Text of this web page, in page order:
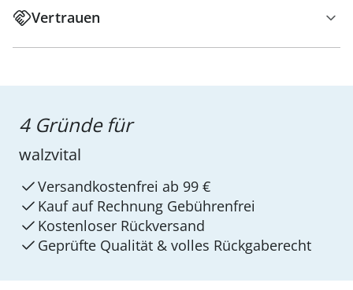
Vertrauen
4 Gründe für
walzvital
Versandkostenfrei ab 99 €
Kauf auf Rechnung Gebührenfrei
Kostenloser Rückversand
Geprüfte Qualität & volles Rückgaberecht